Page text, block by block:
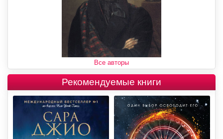
Все авторы
Рекомендуемые книги